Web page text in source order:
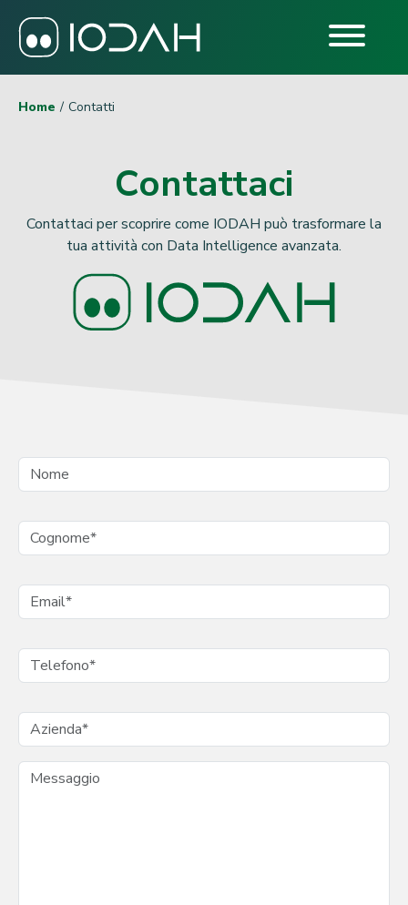
Home Contatti
Contattaci
Contattaci per scoprire come IODAH può trasformare la
tua attività con Data Intelligence avanzata.